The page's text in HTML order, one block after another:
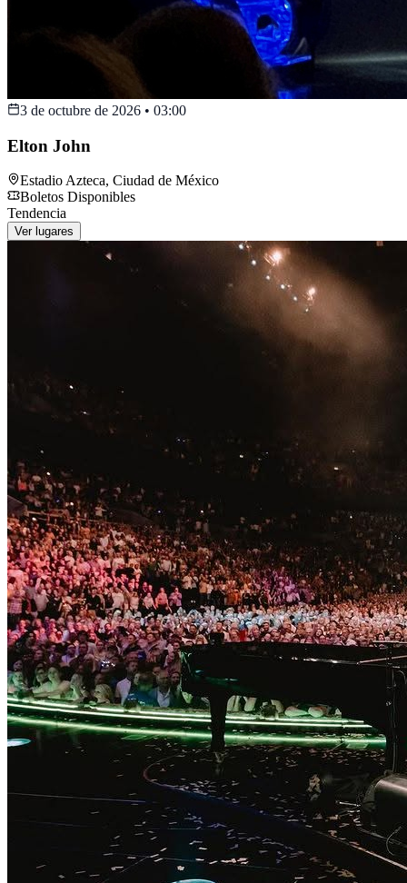
3 de octubre de 2026 • 03:00
Elton John
Estadio Azteca, Ciudad de México
Boletos Disponibles
Tendencia
Ver lugares